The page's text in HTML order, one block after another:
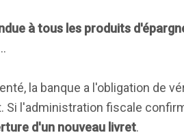
à tous les produits
la banque a l'obligation de
l'administration fiscale
d'un nouveau livret.